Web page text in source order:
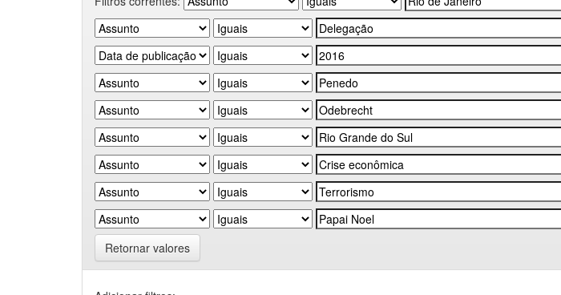
Retornar valores